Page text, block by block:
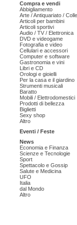
Compra e vendi
Abbigliamento
Arte / Antiquariato /
Articoli per bambini
Articoli sportivi
Audio / TV / Elettronica
DVD e videogame
Fotografia e video
Cellulari e accessori
Computer e software
Gastronomia e vini
Libri e CD
Orologi e gioielli
Per la casa e il giardino
Strumenti musicali
Baratto
Mobili / Elettrodomestici
Prodotti di bellezza
Biglietti
Sexy shop
Altro
Eventi / Feste
News
Economia e Finanza
Scienze e Tecnologie
Sport
Spettacolo e Gossip
Salute e Medicina
UFO
Italia
dal Mondo
Altro